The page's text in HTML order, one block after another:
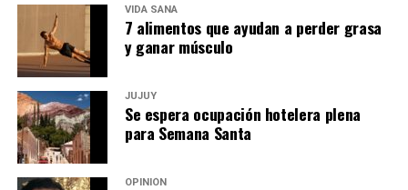
VIDA SANA
7 alimentos que ayudan a perder grasa
y ganar músculo
JUJUY
Se espera ocupación hotelera plena
para Semana Santa
OPINIÓN